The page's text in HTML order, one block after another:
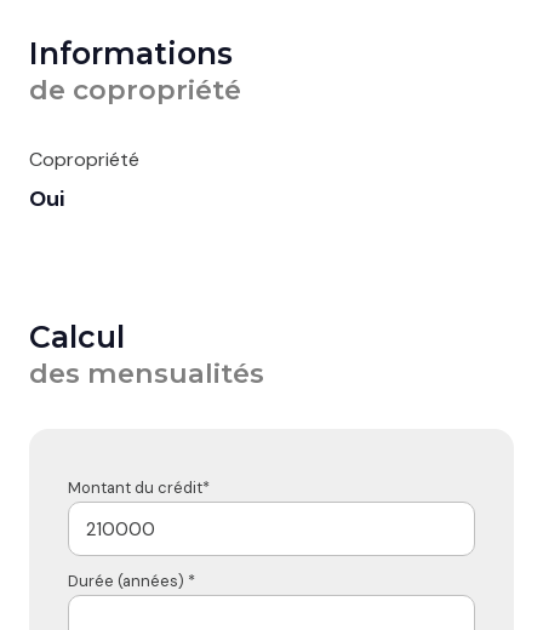
Informations
de copropriété
Copropriété
Oui
Calcul
des mensualités
Montant du crédit*
Durée (années) *